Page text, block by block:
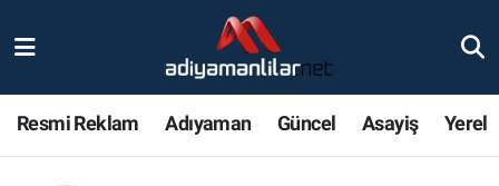
Resmi Reklam Adıyaman Güncel Asayiş Yerel
Nöbetçi Eczaneler